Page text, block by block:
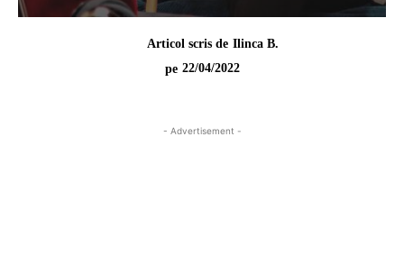
Articol scris de Ilinca B.
pe 22/04/2022
- Advertisement -